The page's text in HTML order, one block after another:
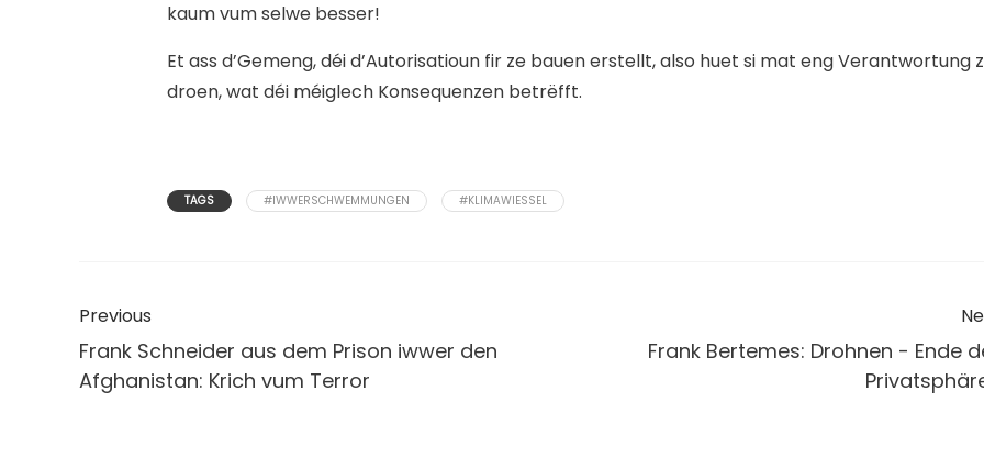
kaum vum selwe besser!
Et ass d’Gemeng, déi d’Autorisatioun fir ze bauen erstellt, also huet si mat eng Verantwortung
droen, wat déi méiglech Konsequenzen betrëfft.
TAGS #IWWERSCHWEMMUNGEN #KLIMAWIESSEL
Previous
Frank Schneider aus dem Prison iwwer den
Afghanistan: Krich vum Terror
Frank Bertemes: Drohnen - Ende